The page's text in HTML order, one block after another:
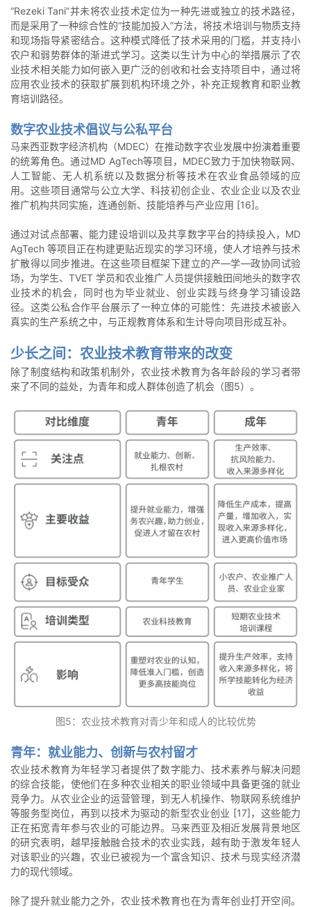
“Rezeki Tani”并未将农业技术定位为一种先进或独立的技术路径，
而是采用了一种综合性的“技能加投入”方法，将技术培训与物质支持
和现场指导紧密结合。这种模式降低了技术采用的门槛，并支持小
农户和弱势群体的渐进式学习。这类以生计为中心的举措展示了农
业技术相关能力如何嵌入更广泛的创收和社会支持项目中，通过将
应用农业技术的获取扩展到机构环境之外，补充正规教育和职业教
育培训路径。
数字农业技术倡议与公私平台
马来西亚数字经济机构（MDEC）在推动数字农业发展中扮演着重要
的统筹角色。通过MD AgTech等项目，MDEC致力于加快物联网、
人工智能、无人机系统以及数据分析等技术在农业食品领域的应
用。这些项目通常与公立大学、科技初创企业、农业企业以及农业
推广机构共同实施，连通创新、技能培养与产业应用 [16]。
通过对试点部署、能力建设培训以及共享数字平台的持续投入，MD
AgTech 等项目正在构建更贴近现实的学习环境，使人才培养与技术
扩散得以同步推进。在这些项目框架下建立的产—学—政协同试验
场，为学生、TVET 学员和农业推广人员提供接触田间地头的数字农
业技术的机会，同时也为毕业就业、创业实践与终身学习铺设路
径。这类公私合作平台展示了一种立体的可能性：先进技术被嵌入
真实的生产系统之中，与正规教育体系和生计导向项目形成互补。
少长之间：农业技术教育带来的改变
除了制度结构和政策机制外，农业技术教育为各年龄段的学习者带
来了不同的益处，为青年和成人群体创造了机会（图5）。
图5：农业技术教育对青少年和成人的比较优势
青年：就业能力、创新与农村留才
农业技术教育为年轻学习者提供了数字能力、技术素养与解决问题
的综合技能，使他们在多种农业相关的职业领域中具备更强的就业
竞争力。从农业企业的运营管理，到无人机操作、物联网系统维护
等服务型岗位，再到以技术为驱动的新型农业创业 [17]，这些能力
正在拓宽青年参与农业的可能边界。马来西亚及相近发展背景地区
的研究表明，越早接触融合技术的农业实践，越有助于激发年轻人
对该职业的兴趣，农业已被视为一个富含知识、技术与现实经济潜
力的现代领域。
除了提升就业能力之外，农业技术教育也在为青年创业打开空间。